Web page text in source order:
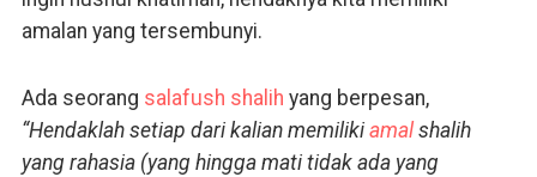
amalan yang tersembunyi.
Ada seorang salafush shalih yang berpesan,
“Hendaklah setiap dari kalian memiliki amalshalih
yang rahasia (yang hingga mati tidak ada yang